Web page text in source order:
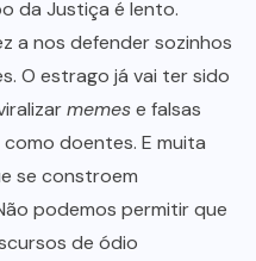
da Justiça é lento.
a nos defender sozinhos
O estrago já vai ter sido
memese falsas
doentes. E muita
se constroem
podemos permitir que
de ódio